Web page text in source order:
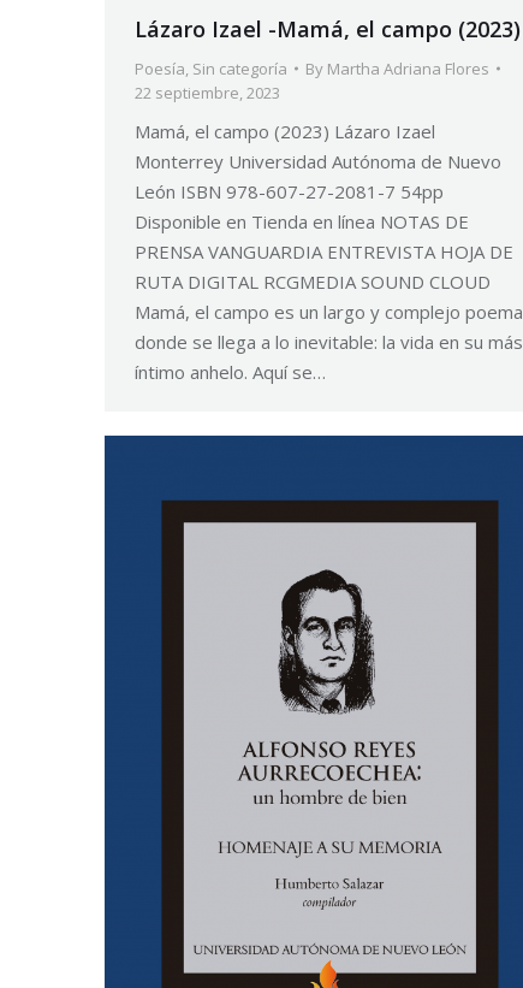
Lázaro Izael -Mamá, el campo (2023)
Poesía, Sin categoría By Martha Adriana Flores
22 septiembre, 2023
Mamá, el campo (2023) Lázaro Izael
Monterrey Universidad Autónoma de Nuevo
León ISBN 978-607-27-2081-7 54pp
Disponible en Tienda en línea NOTAS DE
PRENSA VANGUARDIA ENTREVISTA HOJA DE
RUTA DIGITAL RCGMEDIA SOUND CLOUD
Mamá, el campo es un largo y complejo poema
donde se llega a lo inevitable: la vida en su más
íntimo anhelo. Aquí se…